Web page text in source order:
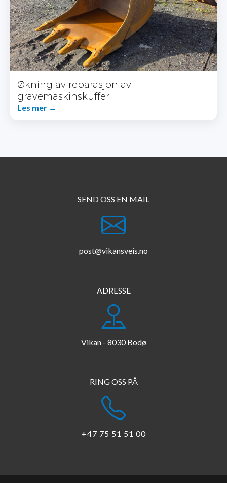
Økning av reparasjon av
gravemaskinskuffer
Les mer →
SEND OSS EN MAIL
post@vikansveis.no
ADRESSE
Vikan - 8030 Bodø
​​​​​​​RING OSS PÅ
+47 75 51 51 00